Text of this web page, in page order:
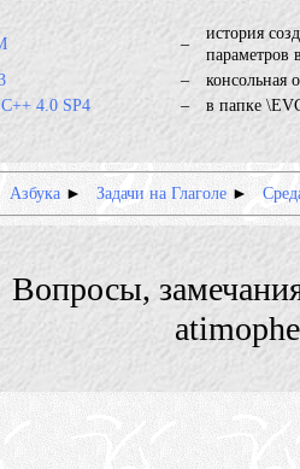
–
история
параметров
–
консольная
4.0 SP4
– в папке
Азбука ►Задачи на Глаголе►
Вопросы,